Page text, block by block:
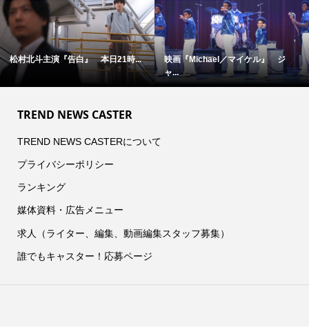
松村北斗主演『告白』 本日21時...
映画『Michael／マイケル』 ジ
ャ...
TREND NEWS CASTER
TREND NEWS CASTERについて
プライバシーポリシー
ランキング
媒体資料・広告メニュー
求人（ライター、編集、動画編集スタッフ募集）
誰でもキャスター！応募ページ